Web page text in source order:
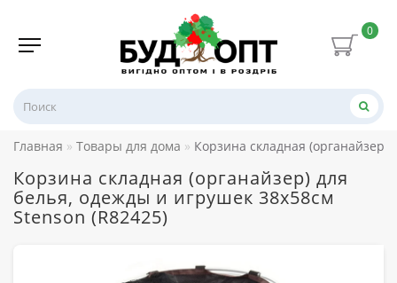
0
Главная Товары для дома Корзина складная (органайзер)
Корзина складная (органайзер) для
белья, одежды и игрушек 38х58см
Stenson (R82425)